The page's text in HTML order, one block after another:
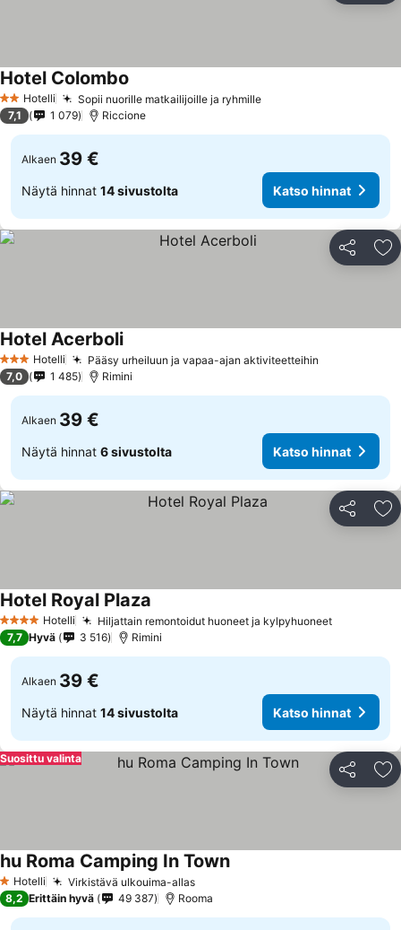
2 Tähtiluokitus
Hotelli Sopii nuorille matkailijoille ja ryhmille
Hotel Colombo
7,1 1 079 Riccione
Alkaen 39 €
Näytä hinnat 14 sivustolta Katso hinnat
Jaa
3 Tähtiluokitus
Hotelli Pääsy urheiluun ja vapaa-ajan aktiviteetteihin
Hotel Acerboli
7,0 1 485 Rimini
Alkaen 39 €
Näytä hinnat 6 sivustolta Katso hinnat
Jaa
4 Tähtiluokitus
Hotelli Hiljattain remontoidut huoneet ja kylpyhuoneet
Hotel Royal Plaza
7,7 Hyvä 3 516 Rimini
Alkaen 39 €
Näytä hinnat 14 sivustolta Katso hinnat
Jaa
Suosittu valinta
1 Tähtiluokitus
Hotelli Virkistävä ulkouima-allas
hu Roma Camping In Town
8,2 Erittäin hyvä 49 387 Rooma